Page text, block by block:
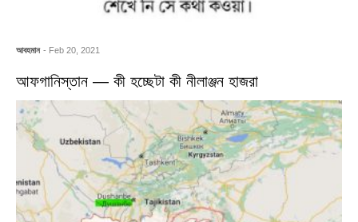
আবহমান - Feb 20, 2021
আফগানিস্তান — কী হচ্ছেটা কী নীলাঞ্জন হাজরা